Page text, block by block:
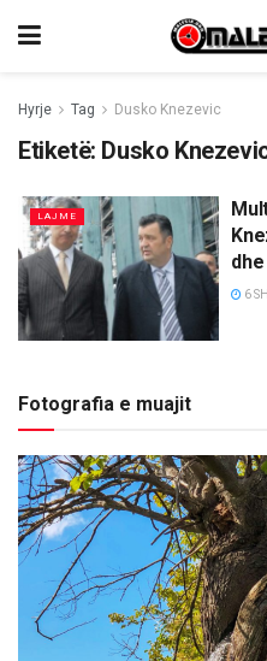
Hyrje Tag Dusko Knezevic
Etiketë: Dusko
LAJME
6
Fotografia e muajit